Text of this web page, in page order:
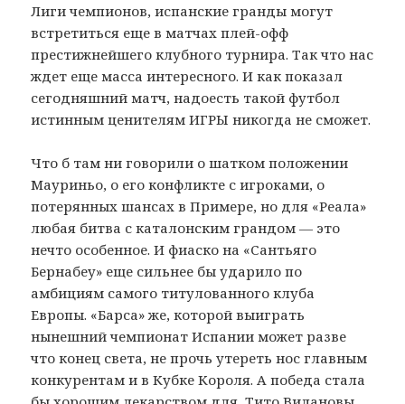
Лиги чемпионов, испанские гранды могут
встретиться еще в матчах плей-офф
престижнейшего клубного турнира. Так что нас
ждет еще масса интересного. И как показал
сегодняшний матч, надоесть такой футбол
истинным ценителям ИГРЫ никогда не сможет.
Что б там ни говорили о шатком положении
Мауриньо, о его конфликте с игроками, о
потерянных шансах в Примере, но для «Реала»
любая битва с каталонским грандом — это
нечто особенное. И фиаско на «Сантьяго
Бернабеу» еще сильнее бы ударило по
амбициям самого титулованного клуба
Европы. «Барса» же, которой выиграть
нынешний чемпионат Испании может разве
что конец света, не прочь утереть нос главным
конкурентам и в Кубке Короля. А победа стала